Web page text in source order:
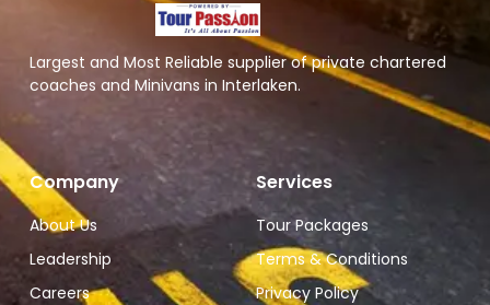
Largest and Most Reliable supplier of private chartered
coaches and Minivans in Interlaken.
Company
About Us
Leadership
Careers
Services
Tour Packages
Terms & Conditions
Privacy Policy